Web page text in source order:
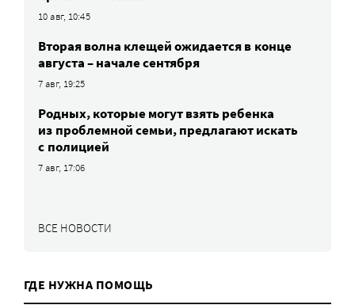
10 авг, 10:45
Вторая волна клещей ожидается в конце
августа – начале сентября
7 авг, 19:25
Родных, которые могут взять ребенка
из проблемной семьи, предлагают искать
с полицией
7 авг, 17:06
ВСЕ НОВОСТИ
ГДЕ НУЖНА ПОМОЩЬ